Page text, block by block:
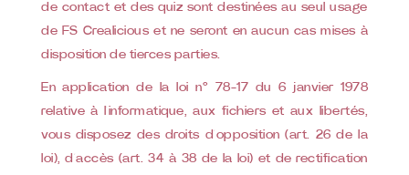
de contact et des quiz sont destinées au seul usage
de FS Crealicious et ne seront en aucun cas mises à
disposition de tierces parties.
En application de la loi n° 78-17 du 6 janvier 1978
relative à l’informatique, aux fichiers et aux libertés,
vous disposez des droits d’opposition (art. 26 de la
loi), d’accès (art. 34 à 38 de la loi) et de rectification